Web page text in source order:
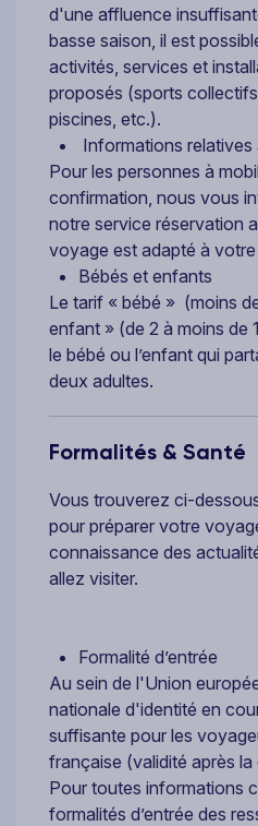
d'une affluence
basse saison, il est
activités, services et
proposés (sports
piscines, etc.).
Informations relatives
Pour les personnes à
confirmation, nous vous
notre service réservation
voyage est adapté à
Bébés et enfants
Le tarif « bébé » (moins
enfant » (de 2 à moins de
le bébé ou l’enfant qui
deux adultes.
Formalités & Santé
Vous trouverez ci-
pour préparer votre
connaissance des
allez visiter.
Formalité d’entrée
Au sein de l'Union
nationale d'identité en
suffisante pour les
française (validité après
Pour toutes informations
formalités d’entrée des